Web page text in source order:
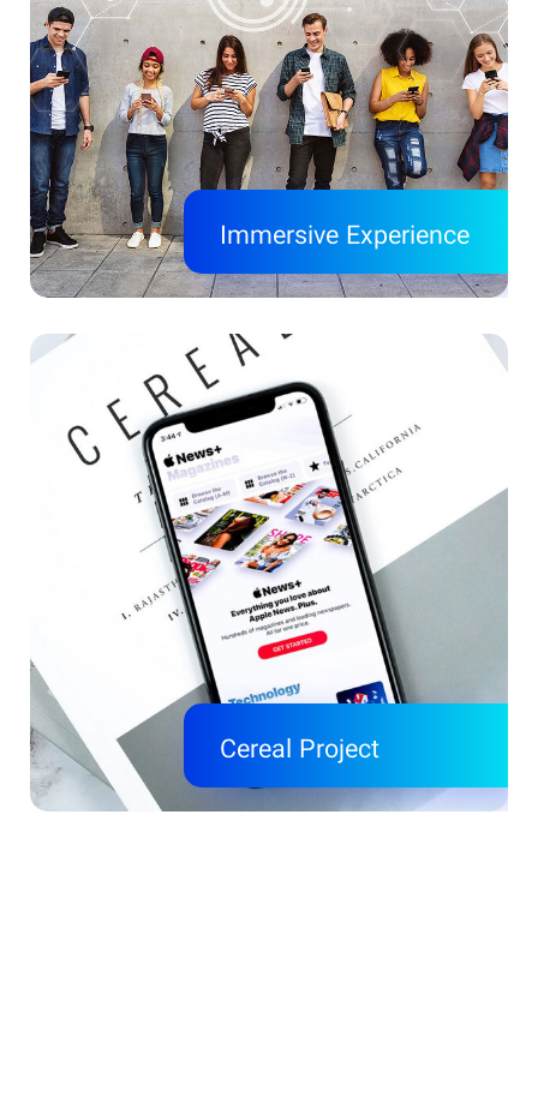
Immersive Experience
Cereal Project